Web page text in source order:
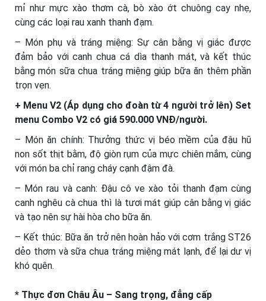
mỉ như mực xào thơm cà, bò xào ớt chuông cay nhẹ,
cùng các loại rau xanh thanh đạm.
– Món phụ và tráng miệng: Sự cân bằng vị giác được
đảm bảo với canh chua cá dìa thanh mát, và kết thúc
bằng món sữa chua tráng miệng giúp bữa ăn thêm phần
trọn vẹn.
+ Menu V2 (Áp dụng cho đoàn từ 4 người trở lên) Set
menu Combo V2 có giá 590.000 VNĐ/người.
– Món ăn chính: Thưởng thức vị béo mềm của đậu hũ
non sốt thịt bằm, độ giòn rụm của mực chiên mắm, cùng
với món ba chỉ rang cháy cạnh đậm đà.
– Món rau và canh: Đậu cô ve xào tỏi thanh đạm cùng
canh nghêu cà chua thì là tươi mát giúp cân bằng vị giác
và tạo nên sự hài hòa cho bữa ăn.
– Kết thúc: Bữa ăn trở nên hoàn hảo với cơm trắng ST26
dẻo thơm và sữa chua tráng miệng mát lạnh, để lại dư vị
khó quên.
* Thực đơn Châu Âu – Sang trọng, đẳng cấp